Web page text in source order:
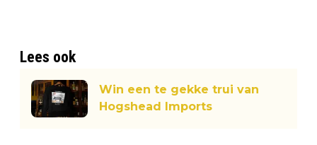
Lees ook
Win een te gekke trui van
Hogshead Imports